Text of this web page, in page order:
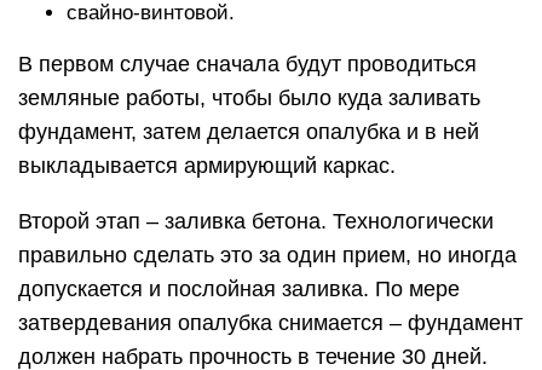
свайно-винтовой.
В первом случае сначала будут проводиться
земляные работы, чтобы было куда заливать
фундамент, затем делается опалубка и в ней
выкладывается армирующий каркас.
Второй этап – заливка бетона. Технологически
правильно сделать это за один прием, но иногда
допускается и послойная заливка. По мере
затвердевания опалубка снимается – фундамент
должен набрать прочность в течение 30 дней.